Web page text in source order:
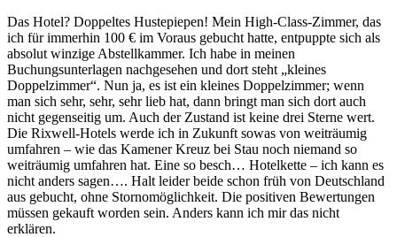
Das Hotel? Doppeltes Hustepiepen! Mein High-Class-Zimmer, das
ich für immerhin 100 € im Voraus gebucht hatte, entpuppte sich als
absolut winzige Abstellkammer. Ich habe in meinen
Buchungsunterlagen nachgesehen und dort steht „kleines
Doppelzimmer“. Nun ja, es ist ein kleines Doppelzimmer; wenn
man sich sehr, sehr, sehr lieb hat, dann bringt man sich dort auch
nicht gegenseitig um. Auch der Zustand ist keine drei Sterne wert.
Die Rixwell-Hotels werde ich in Zukunft sowas von weiträumig
umfahren – wie das Kamener Kreuz bei Stau noch niemand so
weiträumig umfahren hat. Eine so besch… Hotelkette – ich kann es
nicht anders sagen…. Halt leider beide schon früh von Deutschland
aus gebucht, ohne Stornomöglichkeit. Die positiven Bewertungen
müssen gekauft worden sein. Anders kann ich mir das nicht
erklären.